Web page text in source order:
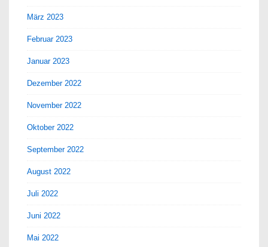
März 2023
Februar 2023
Januar 2023
Dezember 2022
November 2022
Oktober 2022
September 2022
August 2022
Juli 2022
Juni 2022
Mai 2022